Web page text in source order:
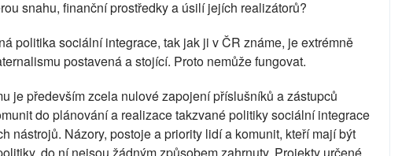
snahu, finanční prostředky a úsilí jejích realizátorů?
politika sociální integrace, tak jak ji v ČR známe, je extrémně
postavená a stojící. Proto nemůže fungovat.
je především zcela nulové zapojení příslušníků a zástupců
do plánování a realizace takzvané politiky sociální integrace
nástrojů. Názory, postoje a priority lidí a komunit, kteří mají být